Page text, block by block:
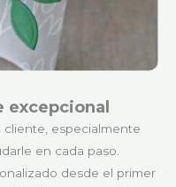
especialmente
en cada paso.
desde el primer